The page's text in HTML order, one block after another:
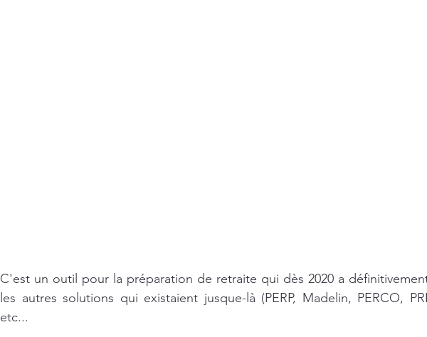
C'est un outil pour la préparation de retraite qui dès 2020 a
les autres solutions qui existaient jusque-là (PERP, Madelin, PERCO,
etc...